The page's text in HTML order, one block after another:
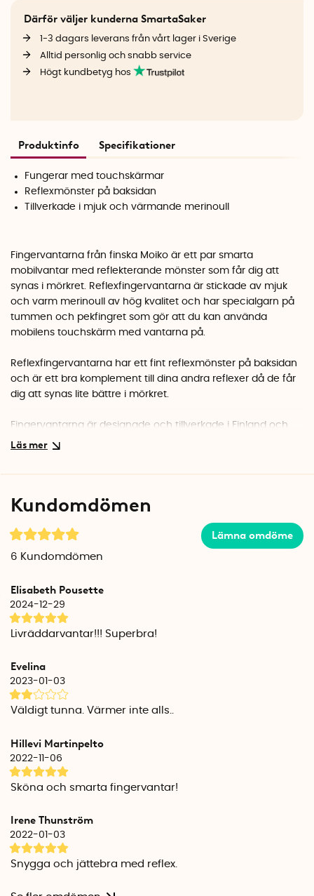
Därför väljer kunderna SmartaSaker
1-3 dagars leverans från vårt lager i Sverige
Alltid personlig och snabb service
Högt kundbetyg hos
Produktinfo Specifikationer
Fungerar med touchskärmar
Reflexmönster på baksidan
Tillverkade i mjuk och värmande merinoull
Fingervantarna från finska Moiko är ett par smarta
mobilvantar med reflekterande mönster som får dig att
synas i mörkret. Reflexfingervantarna är stickade av mjuk
och varm merinoull av hög kvalitet och har specialgarn på
tummen och pekfingret som gör att du kan använda
mobilens touchskärm med vantarna på.
Reflexfingervantarna har ett fint reflexmönster på baksidan
och är ett bra komplement till dina andra reflexer då de får
dig att synas lite bättre i mörkret.
Fingervantarna är designade och tillverkade i Finland och
prisbelönades i den internationella Red Dot Design tävlingen
grader. Använd ett ulltvättsprogram och flytande
Kundomdömen
Lämna omdöme
6 Kundomdömen
Elisabeth Pousette
2024-12-29
Livräddarvantar!!! Superbra!
Evelina
2023-01-03
Väldigt tunna. Värmer inte alls..
Hillevi Martinpelto
2022-11-06
Sköna och smarta fingervantar!
Irene Thunström
2022-01-03
Snygga och jättebra med reflex.